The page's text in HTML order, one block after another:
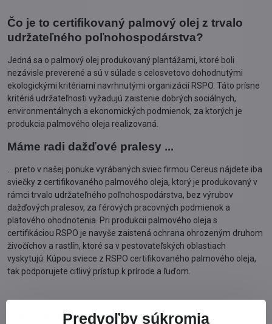
Čo je to certifikovaný palmový olej z trvalo
udržateľného poľnohospodárstva?
Jedná sa o palmový olej produkovaný plantážami, ktoré boli
nezávisle preverené a sú v súlade s celosvetovo dohodnutými
ekologickými kritériami navrhnutými organizácií RSPO. Táto prísne
kritériá udržateľnosti vyžadujú zaistenie dobrých sociálnych,
environmentálnych a ekonomických podmienok, za ktorých je
produkcia palmového oleja realizovaná.
Máme radi dažďové pralesy ...
... preto v našej ponuke vyrábaných sviec firmou Cereus nájdete iba
sviečky z certifikovaného palmového oleja, ktorý je produkovaný v
rámci trvalo udržateľného poľnohospodárstva, bez výrubov
dažďových pralesov, za férových pracovných podmienok a
platového ohodnotenia. Pri produkcii palmového oleja s
certifikáciou RSPO je navyše zaistená ochrana ohrozeným druhom
živočíchov a rastlín, ktoré sa v pestovateľských oblastiach
vyskytujú. Kúpou sviece z RSPO certifikovaného palmového oleja,
tak podporujete citlivý prístup k prírode a ľuďom.
Viac z kategóriePredvoľby súkromia